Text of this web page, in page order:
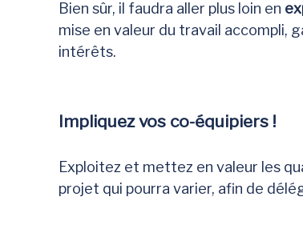
Bien sûr, il faudra aller plus loin en
mise en valeur du travail accompli,
intérêts.
Impliquez vos co-équipiers !
Exploitez et mettez en valeur les
projet qui pourra varier, afin de